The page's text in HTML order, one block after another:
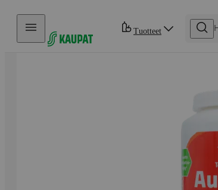
Hyppää sisältöön
Tuotteet